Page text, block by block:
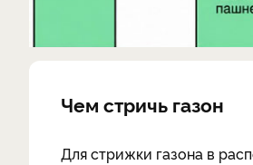
Чем стричь газон
Для стрижки газона в